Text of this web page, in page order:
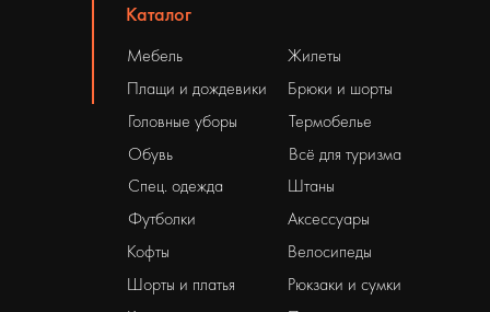
Жилеты
Каталог
Плащи и дождевики
Головные уборы
Обувь
Штаны
Рюкзаки и сумки
Мебель
Брюки и шорты
Термобелье
Всё для туризма
Велосипеды
Аксессуары
Спец. одежда
Футболки
Кофты
Шорты и платья